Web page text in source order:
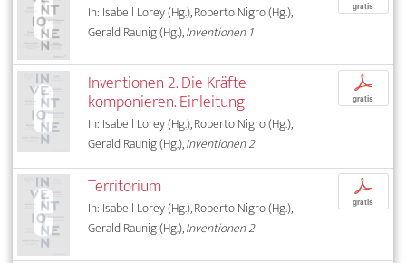
In: Isabell Lorey (Hg.), Roberto Nigro (Hg.),
Gerald Raunig (Hg.),Inventionen 1
gratis
Inventionen 2. Die Kräfte
komponieren. Einleitung
In: Isabell Lorey (Hg.), Roberto Nigro (Hg.),
Gerald Raunig (Hg.),Inventionen 2
p
gratis
Territorium
In: Isabell Lorey (Hg.), Roberto Nigro (Hg.),
Gerald Raunig (Hg.),Inventionen 2
p
gratis